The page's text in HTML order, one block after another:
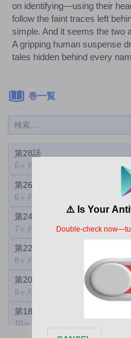
on identifying—using their
follow the faint traces left
simple. And it seems the two
A gripping human suspense
tales hidden behind every
巻一覧
第28話
6ヶ月前
第26話
6ヶ月前
第24話
7ヶ月前
第22話
8ヶ月前
第20話
9ヶ月前
第18話
10ヶ月前